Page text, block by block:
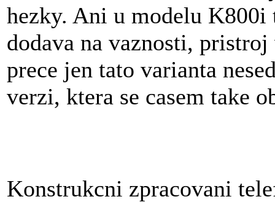
hezky. Ani u modelu
dodava na vaznosti,
prece jen tato varianta
verzi, ktera se casem take
Konstrukcni zpracovani